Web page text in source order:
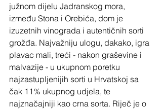
južnom dijelu Jadranskog mora,
između Stona i Orebića, dom je
izuzetnih vinograda i autentičnih sorti
grožđa. Najvažniju ulogu, dakako, igra
plavac mali, treći - nakon graševine i
malvazije - u ukupnom poretku
najzastupljenijih sorti u Hrvatskoj sa
čak 11% ukupnog udjela, te
najznačajniji kao crna sorta. Riječ je o